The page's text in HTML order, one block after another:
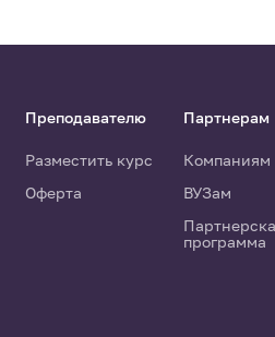
Преподавателю
Разместить курс
Оферта
Партнерам
Компаниям
ВУЗам
программа